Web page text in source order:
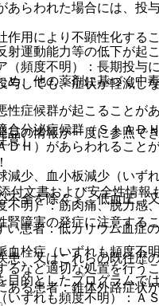
運動能力等の低下が起
、他の薬剤に基づく中
症候群が起こることが
意）
全を除く＞、低血圧、
患者：低カリウム血症
、又はこれらの既往歴
る患者：錐体外路症状が
らわれた場合には、投
用により不顕性化する
頻度不明）：長期投与
与しても、症状が軽減
分泌症候群（ＳＩＡＤ
ＤＨ）があらわれること
少、血小板減少（いずれ
明）：筋肉痛、脱力感
障害の発症に注意するこ
栓症（いずれも頻度不
るなど適切な処置を行う
ずれも頻度不明）：Ａ
品の情報が一度に参照で
付文書および安全性情報
的としたプログラムでは